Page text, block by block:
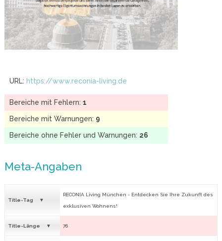
URL: https://www.reconia-living.de
Bereiche mit Fehlern: 1
Bereiche mit Warnungen: 9
Bereiche ohne Fehler und Warnungen: 26
Meta-Angaben
Title-Tag
RECONIA Living München - Entdecken Sie Ihre Zukunft des
exklusiven Wohnens!
Title-Länge 76